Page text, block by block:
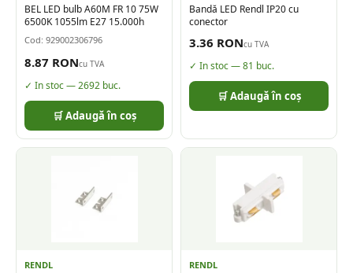
BEL LED bulb A60M FR 10 75W
6500K 1055lm E27 15.000h
Cod: 929002306796
8.87 RONcu TVA
✓ In stoc —2692 buc.
🛒 Adaugă în coș
Bandă LED Rendl IP20 cu
conector
3.36 RONcu TVA
✓ In stoc —81 buc.
🛒 Adaugă în coș
RENDL RENDL